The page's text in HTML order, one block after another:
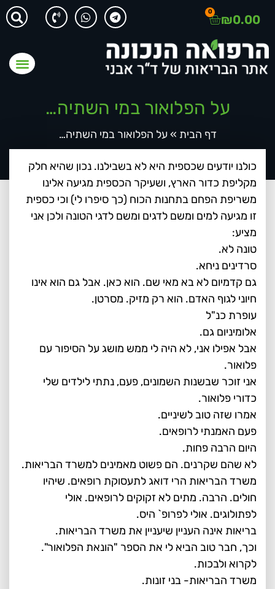
₪0.00
0
על הפלואור במי השתיה…
דף הבית »על הפלואור במי השתיה…
כולנו יודעים שכספית היא לא בשבילנו. נכון שהיא חלק
מקליפת כדור הארץ, ושעיקר הכספית מגיעה אלינו
משריפת הפחם בתחנות הכוח (כך סיפרו לי) וכי כספית
זו מגיעה למים ומשם לדגים ומשם לדגי הטונה ולכן אני
מציע:
טונה לא.
סרדינים ניחא.
גם קדמיום לא בא מאי שם. הוא כאן. אבל גם הוא אינו
חיוני לגוף האדם. הוא רק מזיק. מסרטן.
עופרת כנ"ל
אלומיניום גם.
אבל אפילו אני, לא היה לי ממש מושג על הסיפור עם
פלואור.
אני זוכר שבשנות השמונים, פעם, נתתי לילדים שלי
כדורי פלואור.
אמרו שזה טוב לשיניים.
פעם האמנתי לרופאים.
היום הרבה פחות.
לא שהם שקרנים. הם פשוט מאמינים למשרד הבריאות.
משרד הבריאות הרי דואג לתעסוקת רופאים. שיהיו
חולים. הרבה. מתים לא זקוקים לרופאים. אולי
לפתולוגים. אולי לפרופ` היס.
בריאות אינה העניין שיעניין את משרד הבריאות.
וכך, חבר טוב הביא לי את הספר "הונאת הפלואור".
לקרוא ולבכות.
משרד הבריאות- בני זונות.